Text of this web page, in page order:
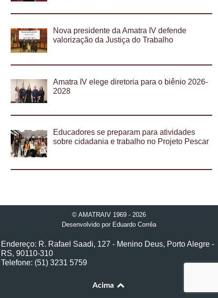
Nova presidente da Amatra IV defende
valorização da Justiça do Trabalho
Amatra IV elege diretoria para o biênio 2026-
2028
Educadores se preparam para atividades
sobre cidadania e trabalho no Projeto Pescar
© AMATRAIV 1969 - 2026
Desenvolvido por Eduardo Corrêa
Endereço: R. Rafael Saadi, 127 - Menino Deus, Porto Alegre -
RS, 90110-310
Telefone: (51) 3231 5759
Acima